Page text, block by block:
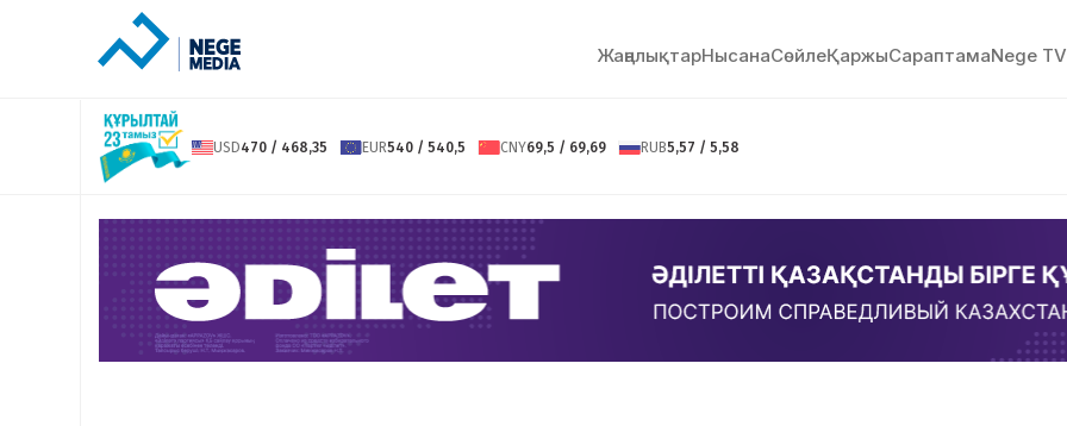
ЖаңалықтарНысанаСөйлeҚаржыСараптамаNege TV
USD470 / 468,35 EUR540 / 540,5 CNY69,5 / 69,69 RUB5,57 / 5,58